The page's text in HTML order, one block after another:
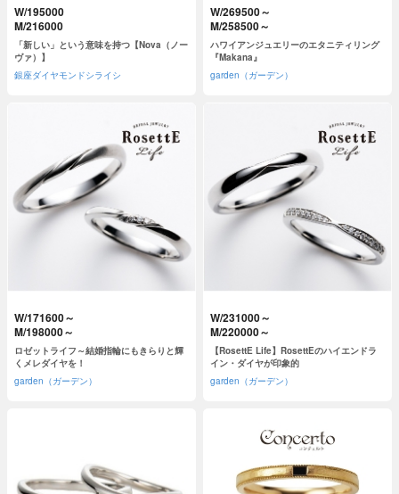
W/195000
M/216000
「新しい」という意味を持つ【Nova（ノー
ヴァ）】
銀座ダイヤモンドシライシ
W/269500～
M/258500～
ハワイアンジュエリーのエタニティリング
『Makana』
garden（ガーデン）
W/171600～
M/198000～
ロゼットライフ～結婚指輪にもきらりと輝
くメレダイヤを！
garden（ガーデン）
W/231000～
M/220000～
【RosettE Life】RosettEのハイエンドラ
イン・ダイヤが印象的
garden（ガーデン）